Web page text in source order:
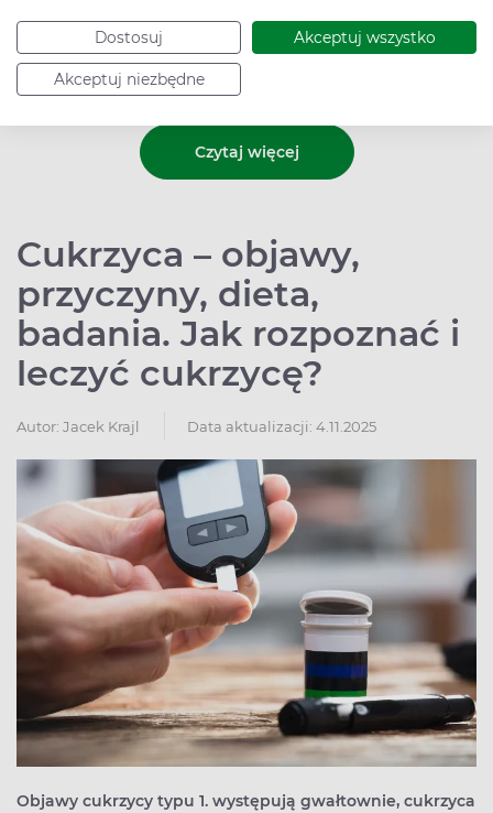
Dostosuj Akceptuj wszystko
Akceptuj niezbędne
terapią dermatologiczną - maścią ozonującą GM3, która
może zmniejszyć lub całkowicie wyleczyć neuropatię
obwodową.
Czytaj więcej
Cukrzyca – objawy,
przyczyny, dieta,
badania. Jak rozpoznać i
leczyć cukrzycę?
Autor: Jacek Krajl Data aktualizacji: 4.11.2025
Objawy cukrzycy typu 1. występują gwałtownie, cukrzyca